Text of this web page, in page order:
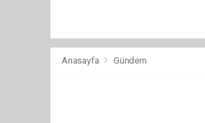
Anasayfa Gündem